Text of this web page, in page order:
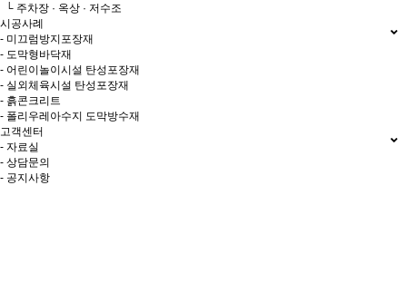
└ 주차장 · 옥상 · 저수조
시공사례
- 미끄럼방지포장재
- 도막형바닥재
- 어린이놀이시설 탄성포장재
- 실외체육시설 탄성포장재
- 흙콘크리트
- 폴리우레아수지 도막방수재
고객센터
- 자료실
- 상담문의
- 공지사항